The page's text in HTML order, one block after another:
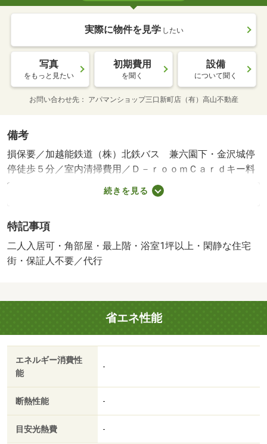
実際に物件を見学 したい
写真
をもっと見たい
初期費用
を聞く
設備
について聞く
お問い合わせ先 アパマンショップ三口新町店（有）高山不動産
備考
損保要／加越能鉄道（株）北鉄バス 兼六園下・金沢城停
停徒歩５分／室内清掃費用／Ｄ－ｒｏｏｍＣａｒｄキー料
金／ＩＣロック電池（初回）等／保証会社利用必：機関保
証加入必須。初回保証料３５０００円、月額保証料賃料等
可／子供可／平置駐／［退去時費用 退去費用実費精算※
故意・過失等別途実費］ＬＰガス料金はご契約前にＬＰガ
ス事業者にご確認いただけます。 ルームクリーニング料
会社：株式会社イントラスト／バストイレ別／バルコニー
／エアコン／クロゼット／フローリング／シャワー付洗面
台／ＴＶインターホン／浴室乾燥機／オートロック／室内
洗濯置／シューズボックス／システムキッチン／角住戸／
温水洗浄便座／脱衣所／洗面所独立／洗面化粧台／２口コ
ンロ／駐輪場／宅配ボックス／即入居可／閑静な住宅地／
ロ／対面式キッチン／防犯カメラ／ＩＨクッキングヒータ
ー／照明付／グリル付／ウォークインクロゼット／保証人
不要／二人入居相談／カードキー／全居室フローリング／
続きを見る
特記事項
二人入居可・角部屋・最上階・浴室1坪以上・閑静な住宅
街・保証人不要／代行
省エネ性能
エネルギー消費性
能
-
断熱性能 -
目安光熱費 -